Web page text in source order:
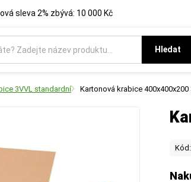
sleva 2% zbývá: 10 000 Kč
Hledat
3VVL standardní Kartonová krabice